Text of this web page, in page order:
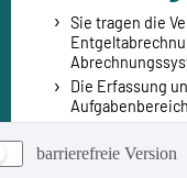
barrierefreie Version